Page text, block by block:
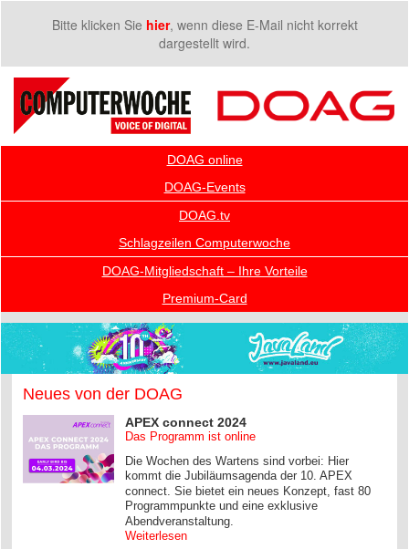
Bitte klicken Sie hier, wenn diese E-Mail nicht korrekt
dargestellt wird.
DOAG online
DOAG-Events
DOAG.tv
Schlagzeilen Computerwoche
DOAG-Mitgliedschaft – Ihre Vorteile
Premium-Card
Neues von der DOAG
APEX connect 2024
Das Programm ist online
Die Wochen des Wartens sind vorbei: Hier
kommt die Jubiläumsagenda der 10. APEX
connect. Sie bietet ein neues Konzept, fast 80
Programmpunkte und eine exklusive
Abendveranstaltung.
Weiterlesen